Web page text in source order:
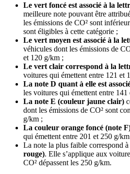
Le vert foncé est associé à la
meilleure note pouvant être
les émissions de CO² sont
sont éligibles à cette catégorie ;
Le vert moyen est associé à la
véhicules dont les émissions de
et 120 g/km ;
Le vert clair correspond à la
voitures qui émettent entre 121 et
La note D quant à elle est
les voitures qui émettent entre
La note E (couleur jaune clair)
dont les émissions de CO² sont
g/km ;
La couleur orange foncé (note
qui émettent entre 201 et 250 g/
La note la plus faible correspond à
rouge). Elle s’applique aux
CO² dépassent les 250 g/km.